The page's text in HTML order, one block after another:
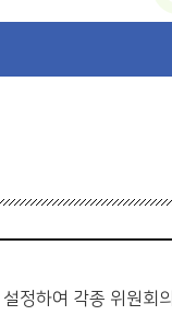
정하여 각종 위원회의